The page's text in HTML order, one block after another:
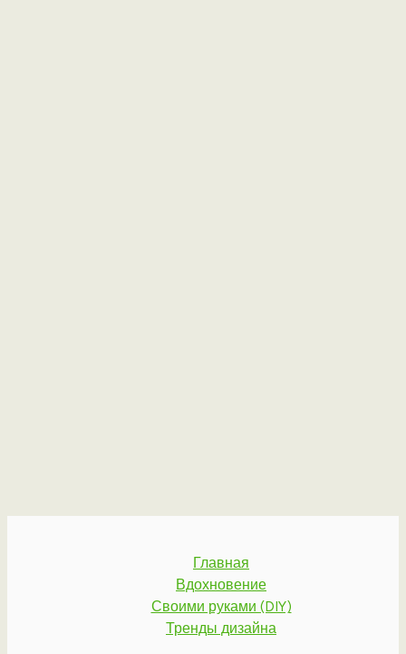
Главная
Вдохновение
Своими руками (DIY)
Тренды дизайна